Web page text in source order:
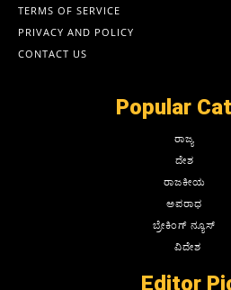
TERMS OF SERVICE
PRIVACY AND POLICY
CONTACT US
Popular
ರಾಜ್ಯ
ದೇಶ
ರಾಜಕೀಯ
ಅಪರಾಧ
ಬ್ರೇಕಿಂಗ್ ನ್ಯೂಸ್
ವಿದೇಶ
Editor